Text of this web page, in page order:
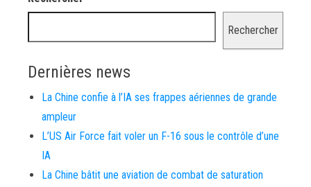
Rechercher
Dernières news
La Chine confie à l’IA ses frappes aériennes de grande
ampleur
L’US Air Force fait voler un F-16 sous le contrôle d’une
IA
La Chine bâtit une aviation de combat de saturation